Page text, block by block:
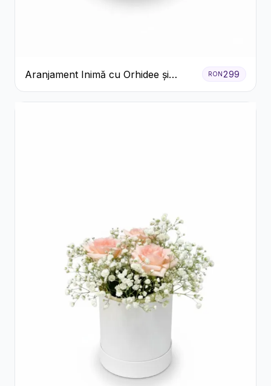
Aranjament Inimă cu Orhidee și
Floarea Miresei
RON299